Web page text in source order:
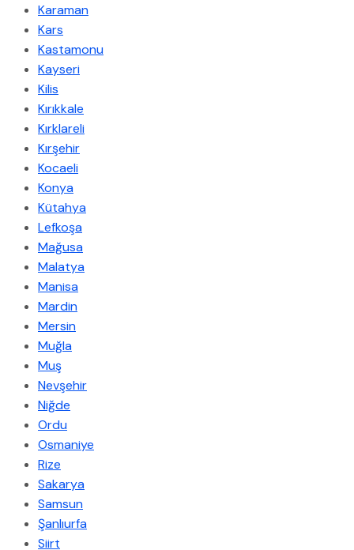
Karaman
Kars
Kastamonu
Kayseri
Kilis
Kırıkkale
Kırklareli
Kırşehir
Kocaeli
Konya
Kütahya
Lefkoşa
Mağusa
Malatya
Manisa
Mardin
Mersin
Muğla
Muş
Nevşehir
Niğde
Ordu
Osmaniye
Rize
Sakarya
Samsun
Şanlıurfa
Siirt